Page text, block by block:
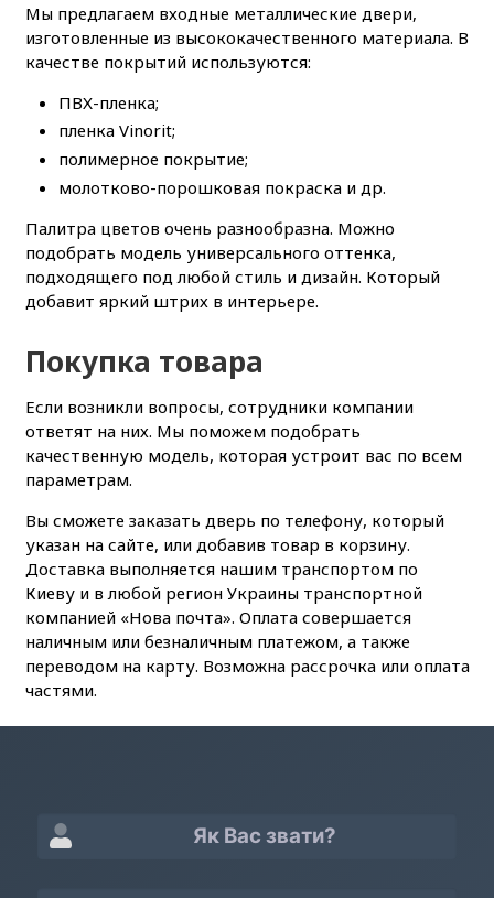
Мы предлагаем входные металлические двери,
изготовленные из высококачественного материала. В
качестве покрытий используются:
ПВХ-пленка;
пленка Vinorit;
полимерное покрытие;
молотково-порошковая покраска и др.
Палитра цветов очень разнообразна. Можно
подобрать модель универсального оттенка,
подходящего под любой стиль и дизайн. Который
добавит яркий штрих в интерьере.
Покупка товара
Если возникли вопросы, сотрудники компании
ответят на них. Мы поможем подобрать
качественную модель, которая устроит вас по всем
параметрам.
Вы сможете заказать дверь по телефону, который
указан на сайте, или добавив товар в корзину.
Доставка выполняется нашим транспортом по
Киеву и в любой регион Украины транспортной
компанией «Нова почта». Оплата совершается
наличным или безналичным платежом, а также
переводом на карту. Возможна рассрочка или оплата
частями.